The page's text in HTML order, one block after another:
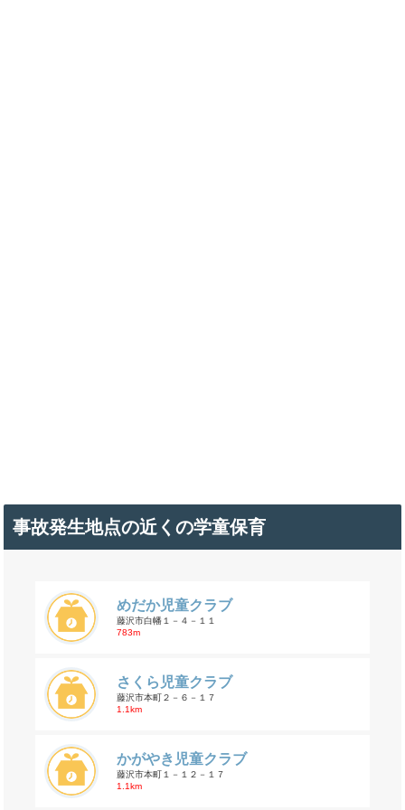
事故発生地点の近くの学童保育
めだか児童クラブ
藤沢市白幡１－４－１１
783m
さくら児童クラブ
藤沢市本町２－６－１７
1.1km
かがやき児童クラブ
藤沢市本町１－１２－１７
1.1km